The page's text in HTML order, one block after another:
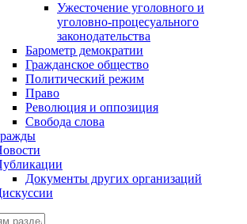
Ужесточение уголовного и
уголовно-процесуального
законодательства
Барометр демократии
Гражданское общество
Политический режим
Право
Революция и оппозиция
Свобода слова
Документы других организаций